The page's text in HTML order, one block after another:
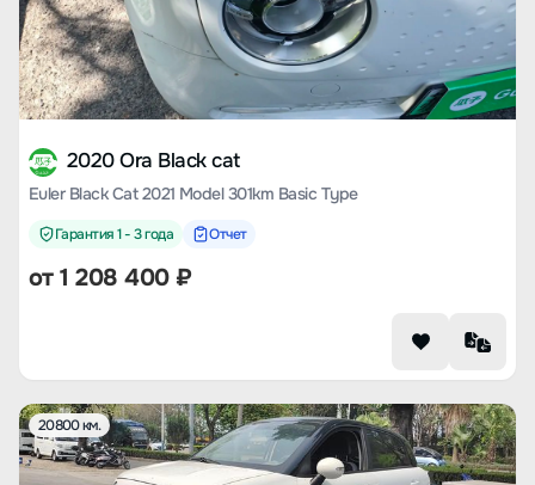
2020 Ora Black cat
Euler Black Cat 2021 Model 301km Basic Type
Гарантия 1 - 3 года Отчет
от1 208 400₽
20800 км.